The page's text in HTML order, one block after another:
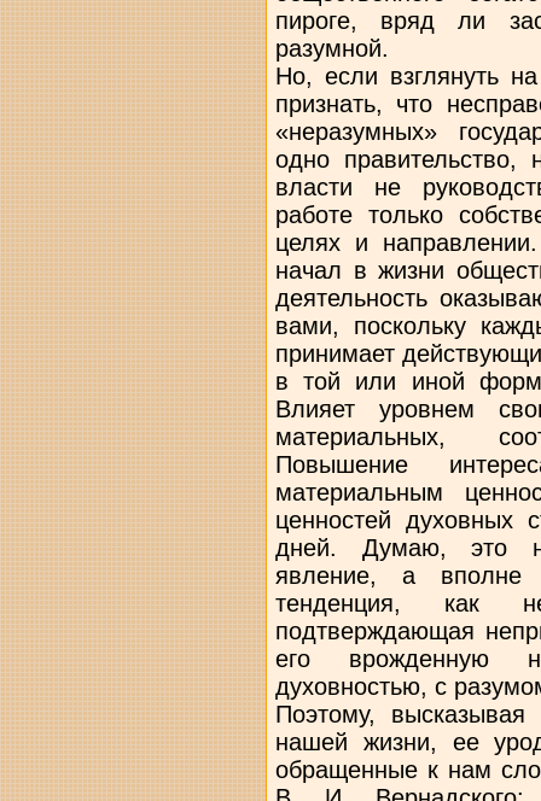
пироге, вряд ли
разумной.
Но, если взглянуть
признать, что
«неразумных»
одно правительство,
власти не
работе только
целях и
начал в жизни
деятельность
вами, поскольку
принимает
в той или иной
Влияет уровнем
материальных,
Повышение
материальным
ценностей духовных
дней. Думаю, это
явление, а вполне
тенденция, как
подтверждающая
его врожденную
духовностью, с
Поэтому, высказывая
нашей жизни, ее
обращенные к нам